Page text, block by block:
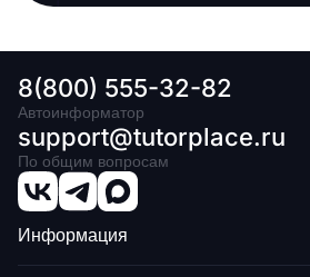
8(800) 555-32-82
Автоинформатор
support@tutorplace.ru
По общим вопросам
Информация